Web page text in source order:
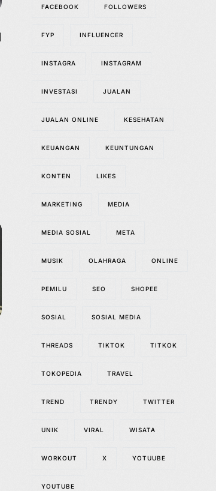
FACEBOOK FOLLOWERS
FYP INFLUENCER
INSTAGRA INSTAGRAM
INVESTASI JUALAN
JUALAN ONLINE KESEHATAN
KEUANGAN KEUNTUNGAN
KONTEN LIKES
MARKETING MEDIA
MEDIA SOSIAL META
MUSIK OLAHRAGA ONLINE
PEMILU SEO SHOPEE
SOSIAL SOSIAL MEDIA
THREADS TIKTOK TITKOK
TOKOPEDIA TRAVEL
TREND TRENDY TWITTER
UNIK VIRAL WISATA
WORKOUT X YOTUUBE
YOUTUBE